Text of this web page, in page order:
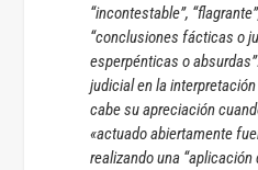
“incontestable”,
“conclusiones fácticas o
esperpénticas o
judicial en la
cabe su apreciación
«actuado abiertamente
realizando una